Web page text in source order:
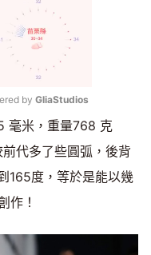
Mute
by GliaStudios
毫米，重量768 克
代多了些圓弧，後背
165度，等於是能以幾
作！